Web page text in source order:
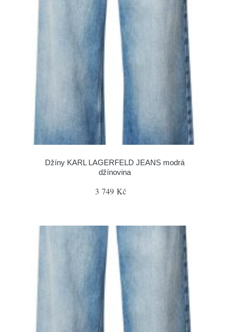
Džíny KARL LAGERFELD JEANS modrá
džínovina
3 749 Kč